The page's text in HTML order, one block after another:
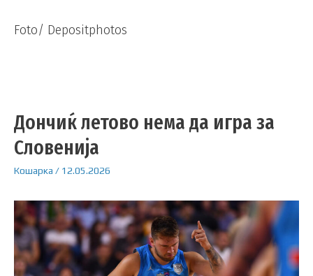
Foto/ Depositphotos
Дончиќ летово нема да игра за
Словенија
Кошарка / 12.05.2026